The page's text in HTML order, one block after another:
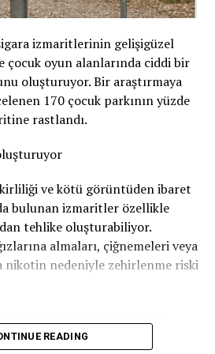
kızı tarafından fark
Bu nedenle adam hakkında
suçundan ceza verildi.
tutukluluğunda kaldı
şartlı olarak hükme bağlandı.
sırasında96 gün tutuklu
mahsup edildi. Böylece
1.920 franklıkşartlı ceza kaldı.
para cezasıödemesine karar
giderlerinikarşılaması
izmaritlerinin gelişigüzel
çocuk oyun alanlarında ciddi bir
oluşturuyor. Bir araştırmaya
170 çocuk parkının yüzde
rastlandı.
ve kötü görüntüden ibaret
bulunan izmaritler özellikle
tehlike oluşturabiliyor.
almaları, çiğnemeleri veya
nikotin nedeniyle zehirlenme riski
özel kampanyalar yürütüyor.
READING